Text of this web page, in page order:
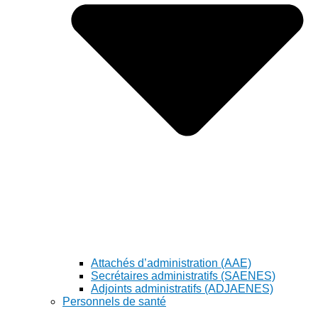
Attachés d’administration (AAE)
Secrétaires administratifs (SAENES)
Adjoints administratifs (ADJAENES)
Personnels de santé